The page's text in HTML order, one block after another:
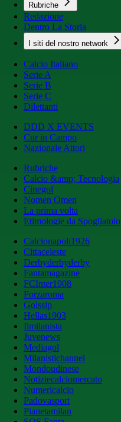
Rubriche
Redazione
Dentro La Storia
I siti del nostro network
Calcio Italiano
Serie A
Serie B
Serie C
Dilettanti
DDD X EVENTS
Cur in Campo
Nazionale Attori
Rubriche
Calcio &amp; Tecnologia
Cinegol
Nomen Omen
La prima volta
Etimologie da Spogliatoio
Calcionapoli1926
Cittaceleste
Derbyderbyderby
Fantamagazine
FCInter1908
Forzaroma
Golssip
Hellas1903
Ilmilanista
Juvenews
Mediagol
Milanistichannel
Mondoudinese
Notiziecalciomercato
Numericalcio
Padovasport
Pianetamilan